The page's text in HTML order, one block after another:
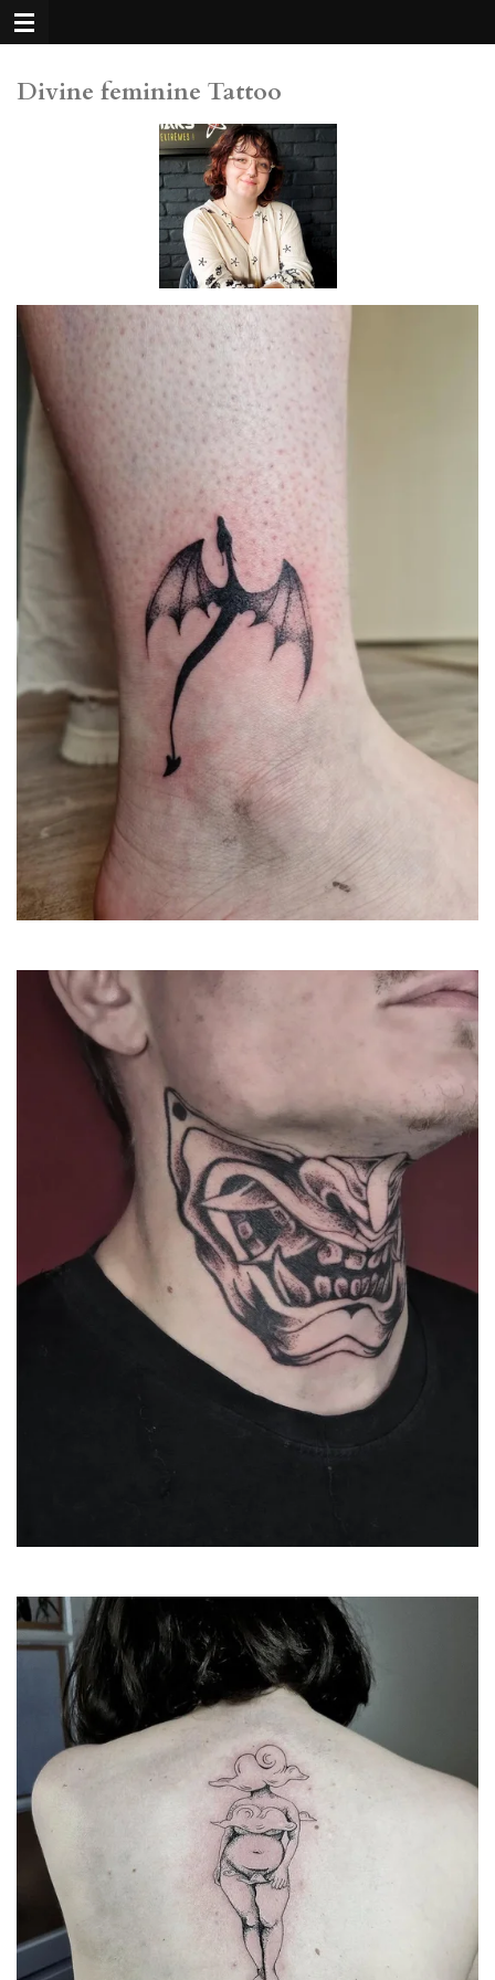
Passer
au
principal
Divine feminine Tattoo